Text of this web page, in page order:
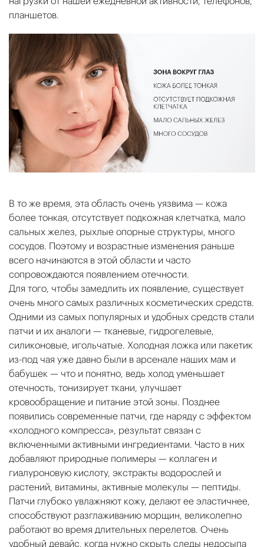
планшетов.
В то же время, эта область очень уязвима — кожа
более тонкая, отсутствует подкожная клетчатка, мало
сальных желез, рыхлые опорные структуры, много
сосудов. Поэтому и возрастные изменения раньше
всего начинаются в этой области и часто
сопровождаются появлением отечности.
Для того, чтобы замедлить их появление, существует
очень много самых различных косметических средств.
Одними из самых популярных и удобных средств стали
патчи и их аналоги — тканевые, гидрогелевые,
силиконовые, игольчатые. Холодная ложка или пакетик
из-под чая уже давно были в арсенале наших мам и
бабушек — что и понятно, ведь холод уменьшает
отечность, тонизирует ткани, улучшает
кровообращение и питание этой зоны. Позднее
появились современные патчи, где наряду с эффектом
«холодного компресса», результат связан с
включенными активными ингредиентами. Часто в них
добавляют природные полимеры — коллаген и
гиалуроновую кислоту, экстракты водорослей и
растений, витамины, активные молекулы — пептиды.
Патчи глубоко увлажняют кожу, делают ее эластичнее,
способствуют разглаживанию морщин, великолепно
работают во время длительных перелетов. Очень
удобный девайс, когда нужно скрыть следы недосыпа